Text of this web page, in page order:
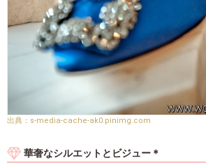
s-media-cache-ak0.pinimg.com
華奢なシルエットとビジュー＊